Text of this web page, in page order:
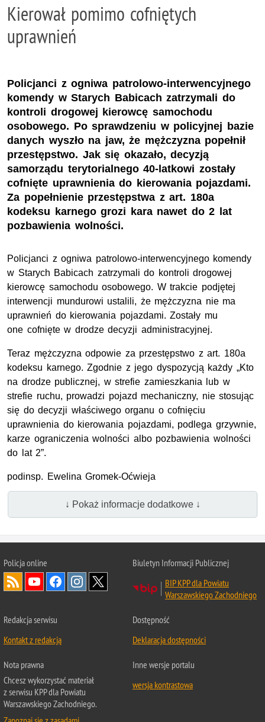
Kierował pomimo cofniętych
uprawnień
Policjanci z ogniwa patrolowo-interwencyjnego
komendy w Starych Babicach zatrzymali do
kontroli drogowej kierowcę samochodu
osobowego. Po sprawdzeniu w policyjnej bazie
danych wyszło na jaw, że mężczyzna popełnił
przestępstwo. Jak się okazało, decyzją
samorządu terytorialnego 40-latkowi zostały
cofnięte uprawnienia do kierowania pojazdami.
Za popełnienie przestępstwa z art. 180a
kodeksu karnego grozi kara nawet do 2 lat
pozbawienia wolności.
Policjanci z ogniwa patrolowo-interwencyjnego komendy
w Starych Babicach zatrzymali do kontroli drogowej
kierowcę samochodu osobowego. W trakcie podjętej
interwencji mundurowi ustalili, że mężczyzna nie ma
uprawnień do kierowania pojazdami. Zostały mu
one cofnięte w drodze decyzji administracyjnej.
Teraz mężczyzna odpowie za przestępstwo z art. 180a
kodeksu karnego. Zgodnie z jego dyspozycją każdy „Kto
na drodze publicznej, w strefie zamieszkania lub w
strefie ruchu, prowadzi pojazd mechaniczny, nie stosując
się do decyzji właściwego organu o cofnięciu
uprawnienia do kierowania pojazdami, podlega grzywnie,
karze ograniczenia wolności albo pozbawienia wolności
do lat 2”.
podinsp. Ewelina Gromek-Oćwieja
↓ Pokaż informacje dodatkowe ↓
Policja online
Biuletyn Informacji Publicznej
BIP KPP dla Powiatu
Warszawskiego Zachodniego
Redakcja serwisu
Kontakt z redakcją
Dostępność
Deklaracja dostępności
Nota prawna
Chcesz wykorzystać materiał
z serwisu KPP dla Powiatu
Warszawskiego Zachodniego.
Inne wersje portalu
wersja kontrastowa